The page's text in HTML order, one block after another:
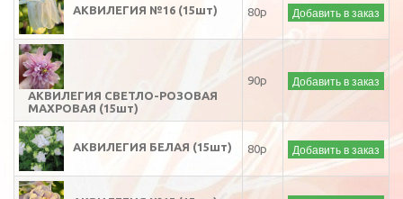
АКВИЛЕГИЯ №16 (15шт) 80р Добавить в заказ
АКВИЛЕГИЯ СВЕТЛО-РОЗОВАЯ
МАХРОВАЯ (15шт)
90р Добавить в заказ
АКВИЛЕГИЯ БЕЛАЯ (15шт) 80р Добавить в заказ